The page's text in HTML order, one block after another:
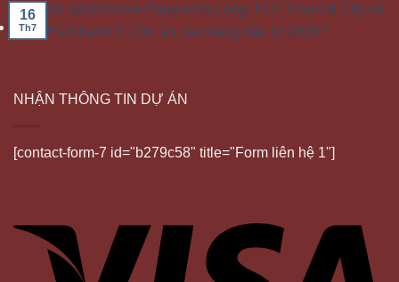
16
Th7
So sánh Noble Palace Hạ Long, FLC Tropical City và
Hà Khánh C | Dự án nào đáng đầu tư 2026?
NHẬN THÔNG TIN DỰ ÁN
[contact-form-7 id="b279c58" title="Form liên hệ 1"]